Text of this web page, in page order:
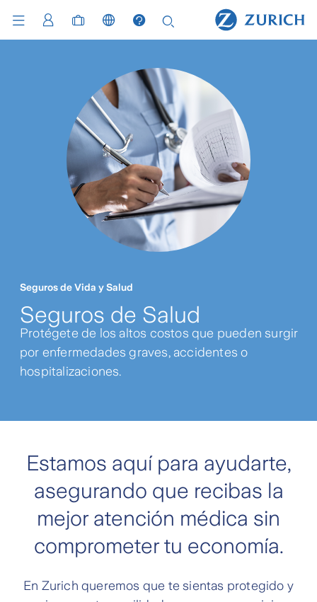
Seguros de Vida y Salud
Seguros de Salud
Protégete de los altos costos que pueden surgir
por enfermedades graves, accidentes o
hospitalizaciones.
Estamos aquí para ayudarte,
asegurando que recibas la
mejor atención médica sin
comprometer tu economía.
En Zurich queremos que te sientas protegido y